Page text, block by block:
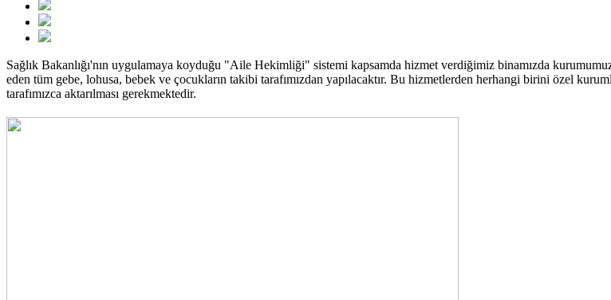
Sağlık Bakanlığı'nın uygulamaya koyduğu "Aile Hekimliği" sistemi kapsamda hizmet verdiğimiz binamızda
eden tüm gebe, lohusa, bebek ve çocukların takibi tarafımızdan yapılacaktır. Bu hizmetlerden herhangi birini özel
tarafımızca aktarılması gerekmektedir.